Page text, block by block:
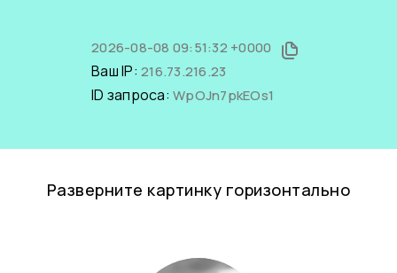
2026-08-08 09:51:32 +0000
Ваш IP: 216.73.216.23
ID запроса: WpOJn7pkEOs1
Разверните картинку горизонтально